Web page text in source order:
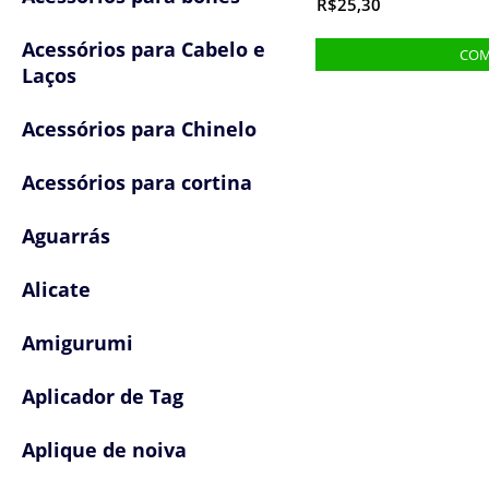
Acessórios para Cabelo e
Laços
Acessórios para Chinelo
Acessórios para cortina
Aguarrás
Alicate
Amigurumi
Aplicador de Tag
Aplique de noiva